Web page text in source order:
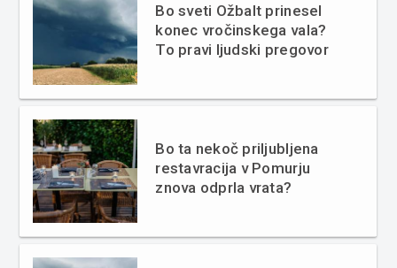
Bo sveti Ožbalt prinesel
konec vročinskega vala?
To pravi ljudski pregovor
Bo ta nekoč priljubljena
restavracija v Pomurju
znova odprla vrata?